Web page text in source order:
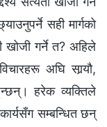
सही मार्गको
खोजी गर्ने त? अहिले
अघि सार्‍यौ,
हरेक व्यक्तिले
सम्‍बन्धित छन्